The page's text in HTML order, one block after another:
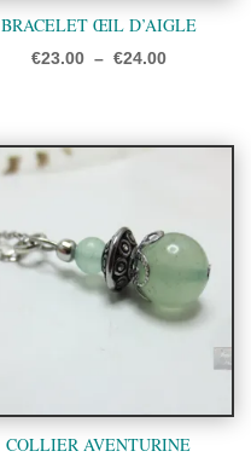
BRACELET ŒIL D’AIGLE
€23.00 – €24.00Plage
€23.00
COLLIER AVENTURINE